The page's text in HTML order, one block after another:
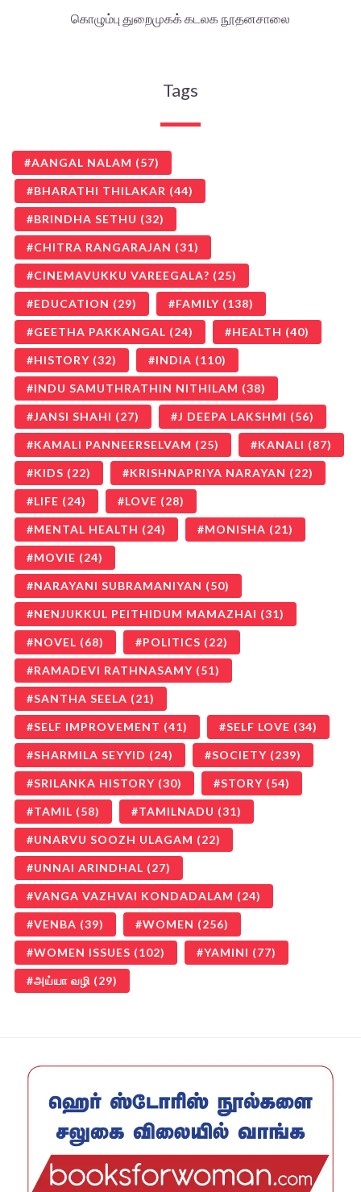
கொழும்பு துறைமுகக் கடலக நூதனசாலை
Tags
AANGAL NALAM (57)
BHARATHI THILAKAR (44)
BRINDHA SETHU (32)
CHITRA RANGARAJAN (31)
CINEMAVUKKU VAREEGALA? (25)
EDUCATION (29) FAMILY (138)
GEETHA PAKKANGAL (24) HEALTH (40)
HISTORY (32) INDIA (110)
INDU SAMUTHRATHIN NITHILAM (38)
JANSI SHAHI (27) J DEEPA LAKSHMI (56)
KAMALI PANNEERSELVAM (25) KANALI (87)
KIDS (22) KRISHNAPRIYA NARAYAN (22)
LIFE (24) LOVE (28)
MENTAL HEALTH (24) MONISHA (21)
MOVIE (24)
NARAYANI SUBRAMANIYAN (50)
NENJUKKUL PEITHIDUM MAMAZHAI (31)
NOVEL (68) POLITICS (22)
RAMADEVI RATHNASAMY (51)
SANTHA SEELA (21)
SELF IMPROVEMENT (41) SELF LOVE (34)
SHARMILA SEYYID (24) SOCIETY (239)
SRILANKA HISTORY (30) STORY (54)
TAMIL (58) TAMILNADU (31)
UNARVU SOOZH ULAGAM (22)
UNNAI ARINDHAL (27)
VANGA VAZHVAI KONDADALAM (24)
VENBA (39) WOMEN (256)
WOMEN ISSUES (102) YAMINI (77)
அய்யா வழி (29)